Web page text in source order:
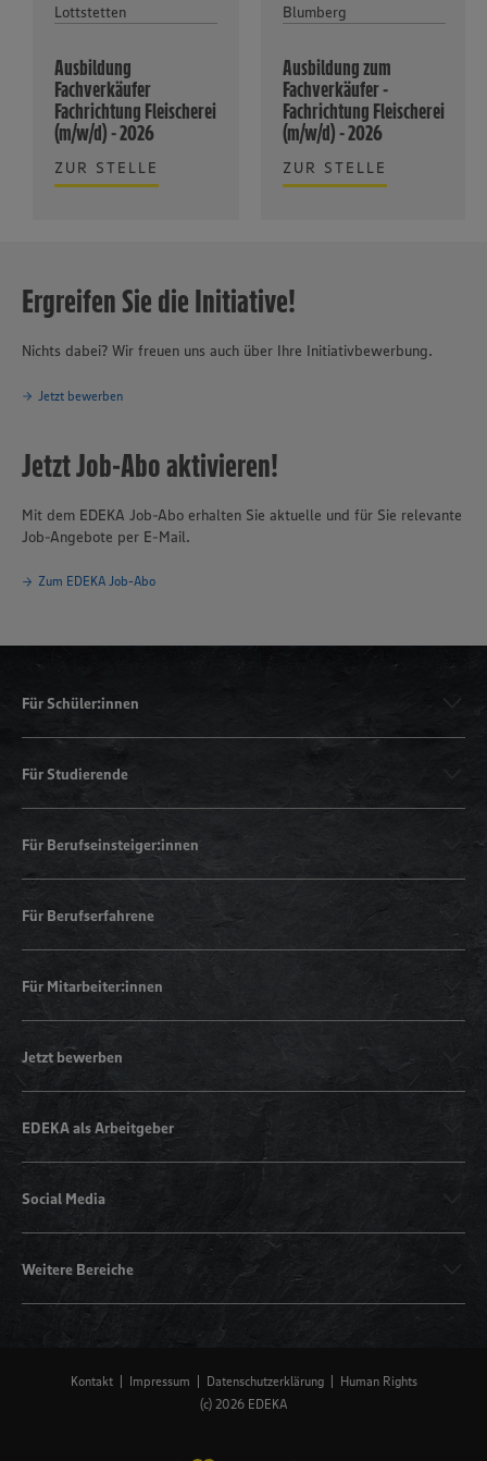
Lottstetten
Ausbildung
Fachverkäufer
Fachrichtung Fleischerei
(m/w/d) - 2026
ZUR STELLE
Blumberg
Ausbildung zum
Fachverkäufer -
Fachrichtung Fleischerei
(m/w/d) - 2026
ZUR STELLE
Ergreifen Sie die Initiative!
Nichts dabei? Wir freuen uns auch über Ihre Initiativbewerbung.
Jetzt bewerben
Jetzt Job-Abo aktivieren!
Mit dem EDEKA Job-Abo erhalten Sie aktuelle und für Sie relevante
Job-Angebote per E-Mail.
Zum EDEKA Job-Abo
Für Schüler:innen
Für Studierende
Für Berufseinsteiger:innen
Für Berufserfahrene
Für Mitarbeiter:innen
Jetzt bewerben
EDEKA als Arbeitgeber
Social Media
Weitere Bereiche
Kontakt Impressum Datenschutzerklärung
Human Rights
(c) 2026 EDEKA